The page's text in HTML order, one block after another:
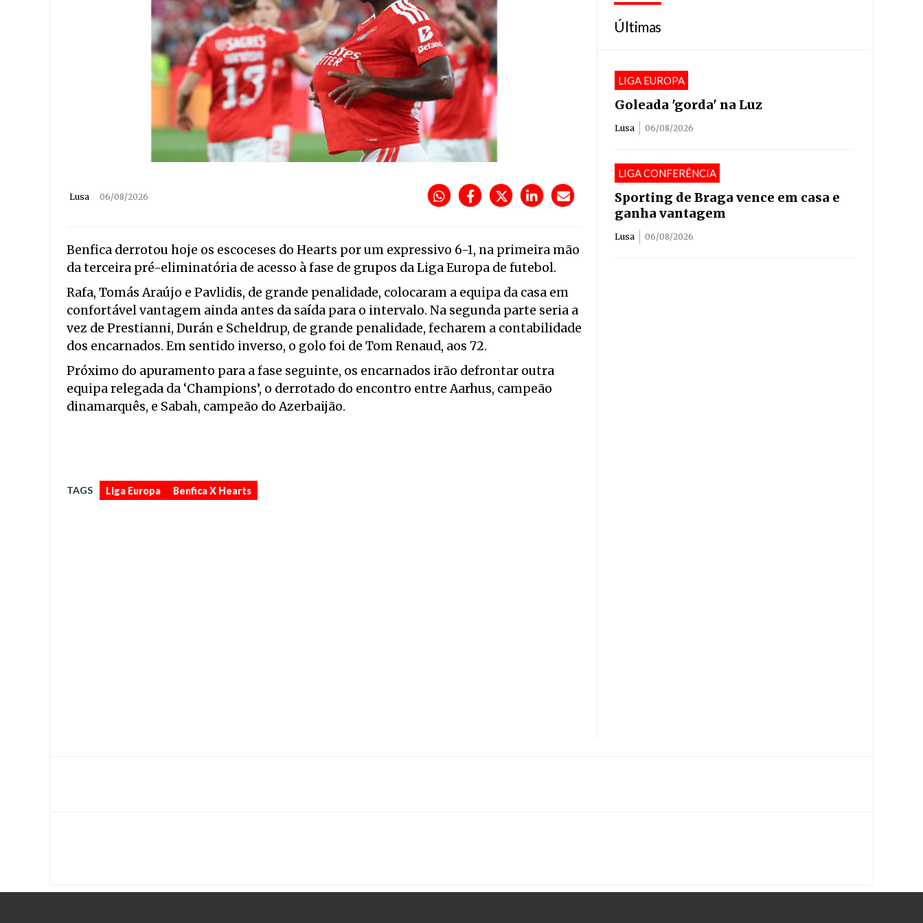
Lusa 06/08/2026
Benfica derrotou hoje os escoceses do Hearts por um expressivo 6-1, na primeira mão
da terceira pré-eliminatória de acesso à fase de grupos da Liga Europa de futebol.
Rafa, Tomás Araújo e Pavlidis, de grande penalidade, colocaram a equipa da casa em
confortável vantagem ainda antes da saída para o intervalo. Na segunda parte seria a
vez de Prestianni, Durán e Scheldrup, de grande penalidade, fecharem a contabilidade
dos encarnados. Em sentido inverso, o golo foi de Tom Renaud, aos 72.
Próximo do apuramento para a fase seguinte, os encarnados irão defrontar outra
equipa relegada da ‘Champions’, o derrotado do encontro entre Aarhus, campeão
dinamarquês, e Sabah, campeão do Azerbaijão.
TAGS Liga Europa Benfica X Hearts
Últimas
LIGA EUROPA
Goleada 'gorda' na Luz
Lusa 06/08/2026
LIGA CONFERÊNCIA
Sporting de Braga vence em casa e
ganha vantagem
Lusa 06/08/2026